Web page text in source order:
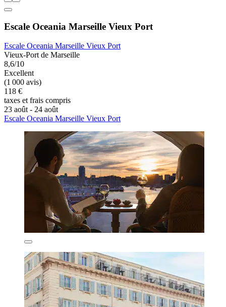
Escale Oceania Marseille Vieux Port
Escale Oceania Marseille Vieux Port
Vieux-Port de Marseille
8,6/10
Excellent
(1 000 avis)
118 €
taxes et frais compris
23 août - 24 août
Escale Oceania Marseille Vieux Port